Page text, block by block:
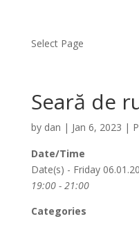
Select Page
Seară de
by dan | Jan 6, 2023 |
Date/Time
Date(s) - Friday
19:00 - 21:00
Categories